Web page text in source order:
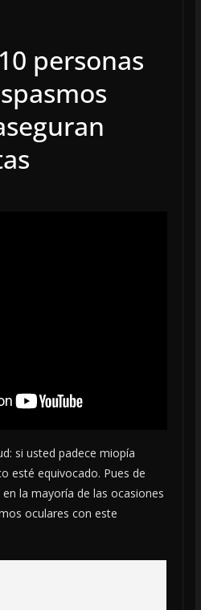
personas
si usted padece miopía
esté equivocado. Pues de
la mayoría de las ocasiones
oculares con este